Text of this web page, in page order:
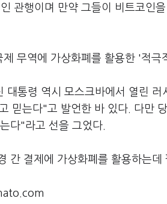
관행이며 만약 그들이 비트코인
무역에 가상화폐를 활용한 '적극
대통령 역시 모스크바에서 열린
믿는다"고 발언한 바 있다. 다만
다"라고 선을 그었다.
간 결제에 가상화폐를 활용하는